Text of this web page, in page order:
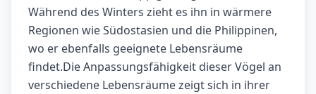
Während des Winters zieht es ihn in wärmere
Regionen wie Südostasien und die Philippinen,
wo er ebenfalls geeignete Lebensräume
findet.Die Anpassungsfähigkeit dieser Vögel an
verschiedene Lebensräume zeigt sich in ihrer